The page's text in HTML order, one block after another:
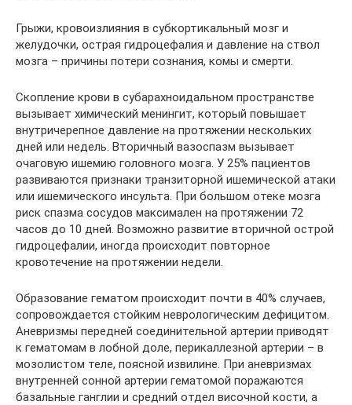
Грыжи, кровоизлияния в субкортикальный мозг и
желудочки, острая гидроцефалия и давление на ствол
мозга – причины потери сознания, комы и смерти.
Скопление крови в субарахноидальном пространстве
вызывает химический менингит, который повышает
внутричерепное давление на протяжении нескольких
дней или недель. Вторичный вазоспазм вызывает
очаговую ишемию головного мозга. У 25% пациентов
развиваются признаки транзиторной ишемической атаки
или ишемического инсульта. При большом отеке мозга
риск спазма сосудов максимален на протяжении 72
часов до 10 дней. Возможно развитие вторичной острой
гидроцефалии, иногда происходит повторное
кровотечение на протяжении недели.
Образование гематом происходит почти в 40% случаев,
сопровождается стойким неврологическим дефицитом.
Аневризмы передней соединительной артерии приводят
к гематомам в лобной доле, перикаллезной артерии – в
мозолистом теле, поясной извилине. При аневризмах
внутренней сонной артерии гематомой поражаются
базальные ганглии и средний отдел височной кости, а